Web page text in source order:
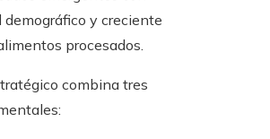
y creciente
procesados.
combina tres